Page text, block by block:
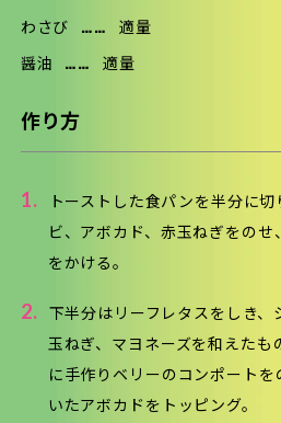
わさび …… 適量
醤油 …… 適量
作り方
1.
トーストした食パンを半分に
ビ、アボカド、赤玉ねぎをのせ
をかける。
2.
下半分はリーフレタスをしき
玉ねぎ、マヨネーズを和えたも
に手作りベリーのコンポート
いたアボカドをトッピング。